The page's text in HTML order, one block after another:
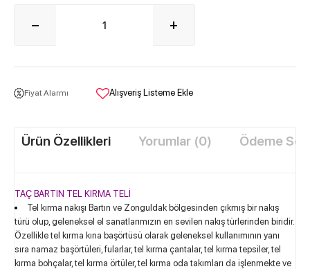
Fiyat Alarmı Alışveriş Listeme Ekle
Ürün Özellikleri Yorumlar (0) Ödeme
TAÇ BARTIN TEL KIRMA TELİ
Tel kırma nakışı Bartın ve Zonguldak bölgesinden çıkmış bir nakış
türü olup, geleneksel el sanatlarımızın en sevilen nakış türlerinden biridir.
Özellikle tel kırma kına başörtüsü olarak geleneksel kullanımının yanı
sıra namaz başörtüleri, fularlar, tel kırma çantalar, tel kırma tepsiler, tel
kırma bohçalar, tel kırma örtüler, tel kırma oda takımları da işlenmekte ve